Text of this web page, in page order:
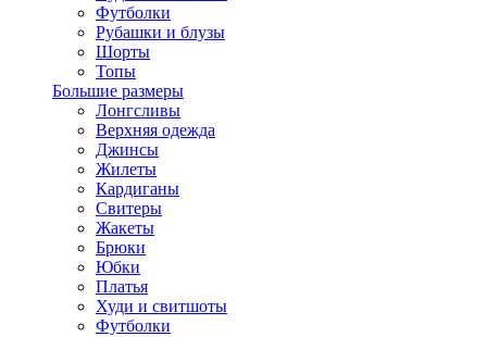
Футболки
Рубашки и блузы
Шорты
Топы
Большие размеры
Лонгсливы
Верхняя одежда
Джинсы
Жилеты
Кардиганы
Свитеры
Жакеты
Брюки
Юбки
Платья
Худи и свитшоты
Футболки